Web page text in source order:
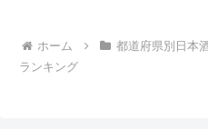
ホーム 都道府県別日本
ランキング